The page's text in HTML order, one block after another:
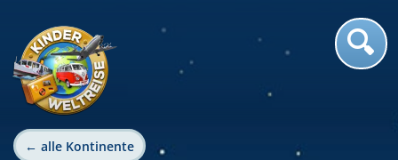
← alle Kontinente